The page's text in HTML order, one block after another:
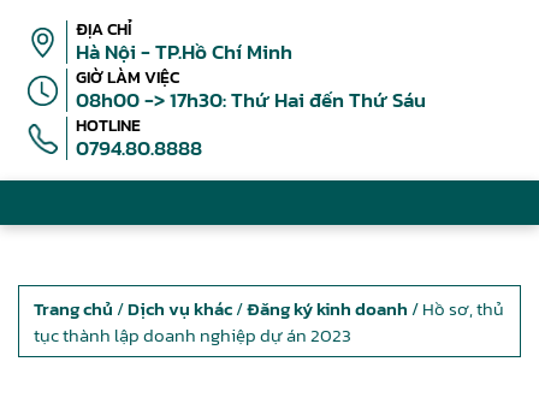
ĐỊA CHỈ
Hà Nội - TP.Hồ Chí Minh
GIỜ LÀM VIỆC
08h00 -> 17h30: Thứ Hai đến Thứ Sáu
HOTLINE
0794.80.8888
Trang chủ /Dịch vụ khác/Đăng ký kinh doanh / Hồ sơ, thủ
tục thành lập doanh nghiệp dự án 2023